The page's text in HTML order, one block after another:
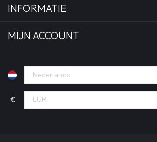
INFORMATIE
MIJN ACCOUNT
€